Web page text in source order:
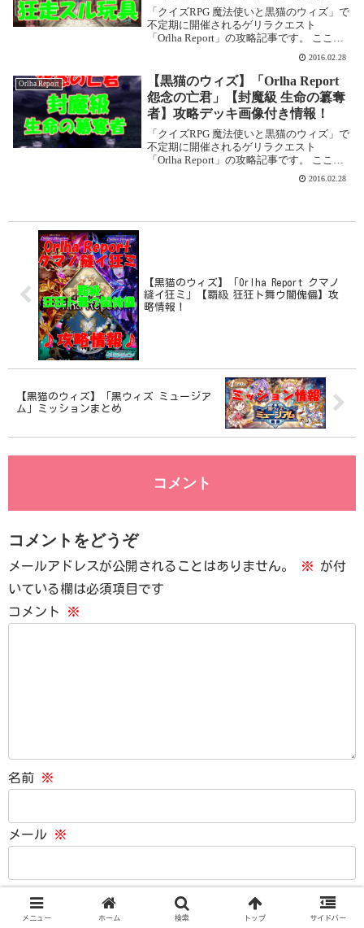
報！
「クイズRPG 魔法使いと黒猫のウィズ」で
不定期に開催されるゲリラクエスト
「Orlha Report」の攻略記事です。 ここで
は「Orlha Report クマノ縫イ狂ミ」【封魔
級 狂走スル玩具】を攻略します。Orlha
Report クマ...
2016.02.28
Orlha Report
【黒猫のウィズ】「Orlha Report
怨念の亡君」【封魔級 生命の簒奪
者】攻略デッキ画像付き情報！
「クイズRPG 魔法使いと黒猫のウィズ」で
不定期に開催されるゲリラクエスト
「Orlha Report」の攻略記事です。 ここで
は「Orlha Report 怨念の亡君」【封魔級 生
命の簒奪者】を攻略します。Orlha Report
2016.02.28
【黒猫のウィズ】「Orlha Report クマノ
縫イ狂ミ」【覇級 狂狂ト舞ウ闇傀儡】攻
略情報！
【黒猫のウィズ】「黒ウィズ ミュージア
ム」ミッションまとめ
コメント
コメントをどうぞ
メールアドレスが公開されることはありません。 ※ が付
いている欄は必須項目です
コメント
※
名前 ※
メール ※
メニュー ホーム 検索 トップ サイドバー